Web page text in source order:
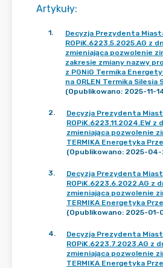
Artykuły:
1.
Decyzja Prezydenta
ROPiK.6223.5.2025.AG z
zmieniająca pozwolenie
zakresie zmiany nazwy
z PGNiG Termika
na ORLEN Termika Silesia
(Opublikowano: 2025-11-
2.
Decyzja Prezydenta
ROPiK.6223.11.2024.EW z
zmieniająca pozwolenie
TERMIKA Energetyka
(Opublikowano: 2025-
3.
Decyzja Prezydenta
ROPiK.6223.6.2022.AG z
zmieniająca pozwolenie
TERMIKA Energetyka
(Opublikowano: 2025-01-
4.
Decyzja Prezydenta
ROPiK.6223.7.2023.AG z
zmieniająca pozwolenie
TERMIKA Energetyka